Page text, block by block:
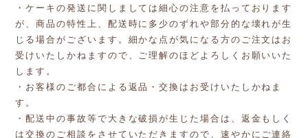
・ケーキの発送に関しましては細心の注意を払っております
が、商品の特性上、配送時に多少のずれや部分的な壊れが生
じる場合がございます。細かな点が気になる方のご注文はお
受けいたしかねますので、ご理解のほどよろしくお願いいた
します。
・お客様のご都合による返品・交換はお受けいたしかねま
す。
・配送中の事故等で大きな破損が生じた場合は、返金もしく
は交換のご相談をさせていただきますので、速やかにご連絡